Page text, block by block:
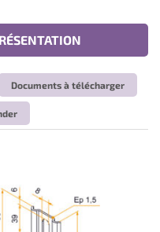
Documents à télécharger